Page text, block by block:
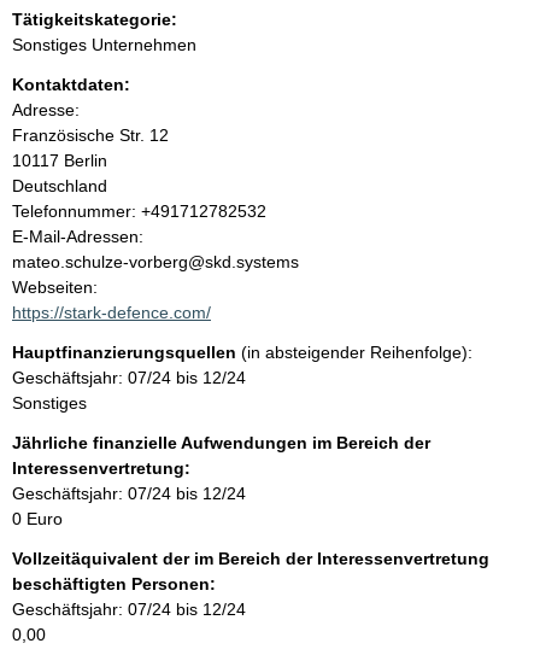
n
i
n
h
a
l
t
Tätigkeitskategorie:
Sonstiges Unternehmen
Kontaktdaten:
Adresse:
Französische Str. 12
10117 Berlin
Deutschland
K
o
n
t
a
t
i
n
f
o
r
m
t
i
o
n
Telefonnummer: +491712782532
E-Mail-Adressen:
mateo.schulze-vorberg@skd.systems
Webseiten:
https://stark-defence.com/
Hauptfinanzierungsquellen (in absteigender Reihenfolge):
Geschäftsjahr: 07/24 bis 12/24
Sonstiges
Jährliche finanzielle Aufwendungen im Bereich der
Interessenvertretung:
Geschäftsjahr: 07/24 bis 12/24
0 Euro
Vollzeitäquivalent der im Bereich der Interessenvertretung
beschäftigten Personen:
Geschäftsjahr: 07/24 bis 12/24
0,00